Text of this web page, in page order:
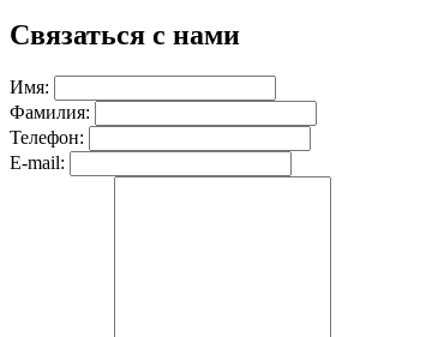
Связаться с нами
Имя:
Фамилия:
Телефон:
E-mail: